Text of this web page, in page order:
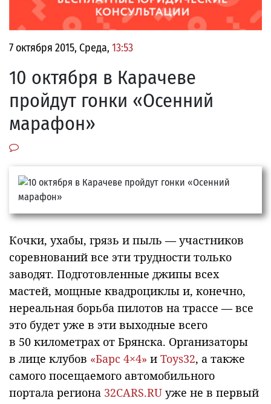
7 октября 2015, Среда, 13:53
10 октября в Карачеве
пройдут гонки «Осенний
марафон»
Кочки, ухабы, грязь и пыль — участников
соревнований все эти трудности только
заводят. Подготовленные джипы всех
мастей, мощные квадроциклы и, конечно,
нереальная борьба пилотов на трассе — все
это будет уже в эти выходные всего
в 50 километрах от Брянска. Организаторы
в лице клубов «Барс 4×4» и Toys32, а также
самого посещаемого автомобильного
портала региона 32CARS.RU уже не в первый